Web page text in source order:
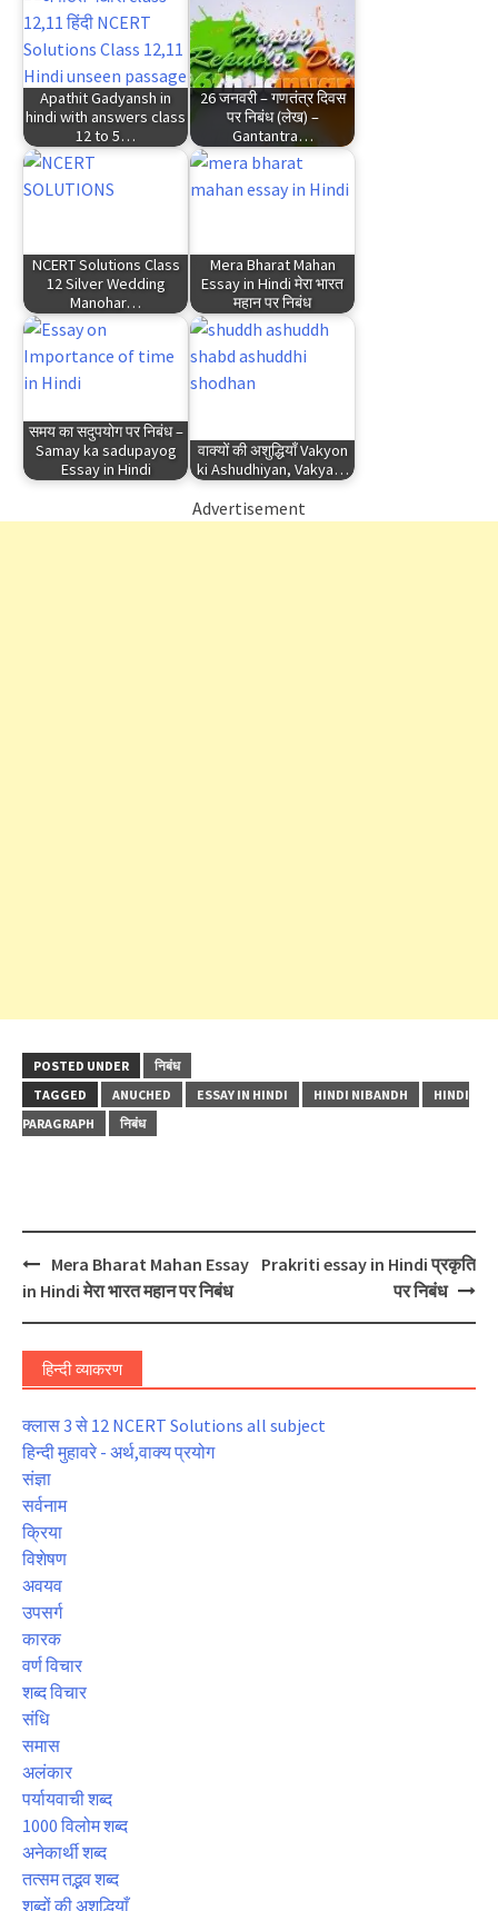
Apathit Gadyansh in
hindi with answers class
12 to 5…
26 जनवरी – गणतंत्र दिवस
पर निबंध (लेख) –
Gantantra…
NCERT Solutions Class
12 Silver Wedding
Manohar…
Mera Bharat Mahan
Essay in Hindi मेरा भारत
महान पर निबंध
समय का सदुपयोग पर निबंध –
Samay ka sadupayog
Essay in Hindi
वाक्यों की अशुद्धियाँ Vakyon
ki Ashudhiyan, Vakya…
Advertisement
POSTED UNDER
निबंध
TAGGED
ANUCHED ESSAY IN HINDI HINDI NIBANDH
HINDI
PARAGRAPH
निबंध
Post
navigation
Mera Bharat Mahan Essay
in Hindi मेरा भारत महान पर निबंध
Prakriti essay in Hindi प्रकृति
पर निबंध
हिन्दी व्याकरण
क्लास 3 से 12 NCERT Solutions all subject
हिन्दी मुहावरे - अर्थ,वाक्य प्रयोग
संज्ञा
सर्वनाम
क्रिया
विशेषण
अवयव
उपसर्ग
कारक
वर्ण विचार
शब्द विचार
संधि
समास
अलंकार
पर्यायवाची शब्द
1000 विलोम शब्द
अनेकार्थी शब्द
तत्सम तद्भव शब्द
शब्दों की अशुद्धियाँ